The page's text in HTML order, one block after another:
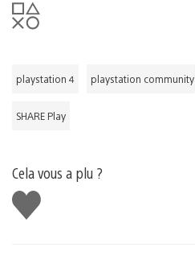
playstation 4 playstation community
SHARE Play
Cela vous a plu ?
J'aime